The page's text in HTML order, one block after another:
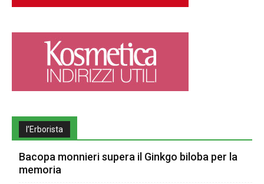
l’Erborista
Bacopa monnieri supera il Ginkgo biloba per la
memoria